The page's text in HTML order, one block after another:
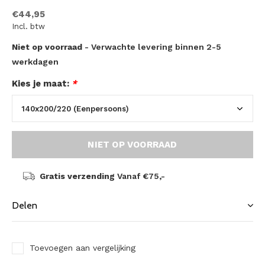
€44,95
Incl. btw
Niet op voorraad - Verwachte levering binnen 2-5
werkdagen
Kies je maat: *
NIET OP VOORRAAD
Gratis verzending Vanaf €75,-
Delen
Toevoegen aan vergelijking